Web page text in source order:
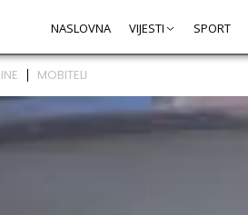
NASLOVNA VIJESTI SPORT